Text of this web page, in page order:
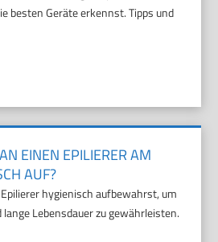
besten Geräte erkennst. Tipps und
EINEN EPILIERER AM
AUF?
hygienisch aufbewahrst, um
Lebensdauer zu gewährleisten.